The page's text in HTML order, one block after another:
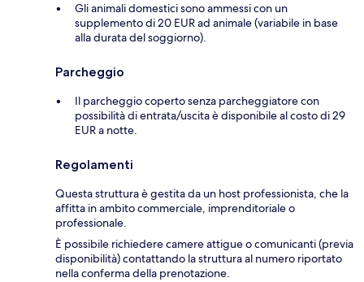
Gli animali domestici sono ammessi con un
supplemento di 20 EUR ad animale (variabile in base
alla durata del soggiorno).
Parcheggio
Il parcheggio coperto senza parcheggiatore con
possibilità di entrata/uscita è disponibile al costo di 29
EUR a notte.
Regolamenti
Questa struttura è gestita da un host professionista, che la
affitta in ambito commerciale, imprenditoriale o
professionale.
È possibile richiedere camere attigue o comunicanti (previa
disponibilità) contattando la struttura al numero riportato
nella conferma della prenotazione.